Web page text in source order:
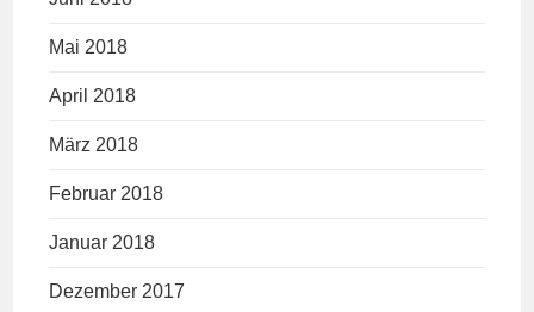
Mai 2018
April 2018
März 2018
Februar 2018
Januar 2018
Dezember 2017